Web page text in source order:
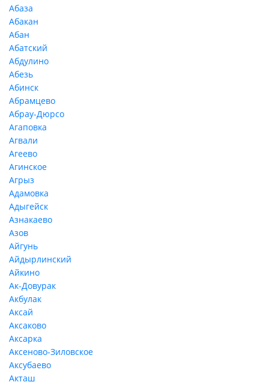
Абаза
Абакан
Абан
Абатский
Абдулино
Абезь
Абинск
Абрамцево
Абрау-Дюрсо
Агаповка
Агвали
Агеево
Агинское
Агрыз
Адамовка
Адыгейск
Азнакаево
Азов
Айгунь
Айдырлинский
Айкино
Ак-Довурак
Акбулак
Аксай
Аксаково
Аксарка
Аксеново-Зиловское
Аксубаево
Акташ